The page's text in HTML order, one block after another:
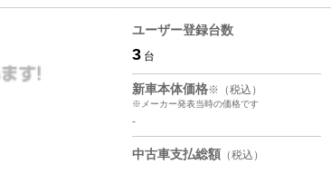
ユーザー登録台数
3 台
新車本体価格※（税込）
※メーカー発表当時の価格です
-
中古車支払総額 （税込）